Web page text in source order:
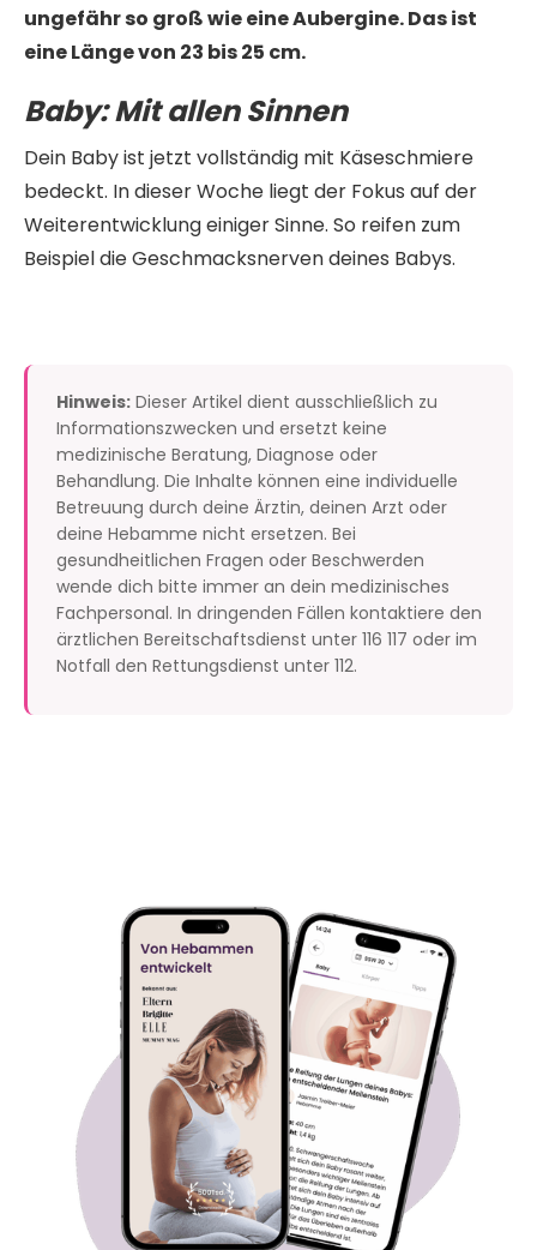
ungefähr so groß wie eine Aubergine. Das ist
eine Länge von 23 bis 25 cm.
Baby:Mit allen Sinnen
Dein Baby ist jetzt vollständig mit Käseschmiere
bedeckt. In dieser Woche liegt der Fokus auf der
Weiterentwicklung einiger Sinne. So reifen zum
Beispiel die Geschmacksnerven deines Babys.
Hinweis: Dieser Artikel dient ausschließlich zu
Informationszwecken und ersetzt keine
medizinische Beratung, Diagnose oder
Behandlung. Die Inhalte können eine individuelle
Betreuung durch deine Ärztin, deinen Arzt oder
deine Hebamme nicht ersetzen. Bei
gesundheitlichen Fragen oder Beschwerden
wende dich bitte immer an dein medizinisches
Fachpersonal. In dringenden Fällen kontaktiere den
ärztlichen Bereitschaftsdienst unter 116 117 oder im
Notfall den Rettungsdienst unter 112.